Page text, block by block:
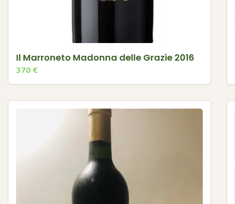
Il Marroneto Madonna delle Grazie 2016
370 €